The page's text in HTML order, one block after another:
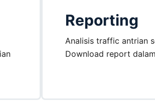
Reporting
Analisis traffic antrian
Download report